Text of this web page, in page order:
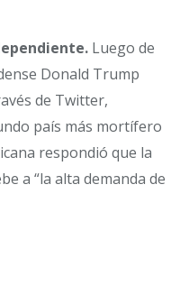
Luego de
Donald Trump
de Twitter,
país más mortífero
respondió que la
a “la alta demanda de